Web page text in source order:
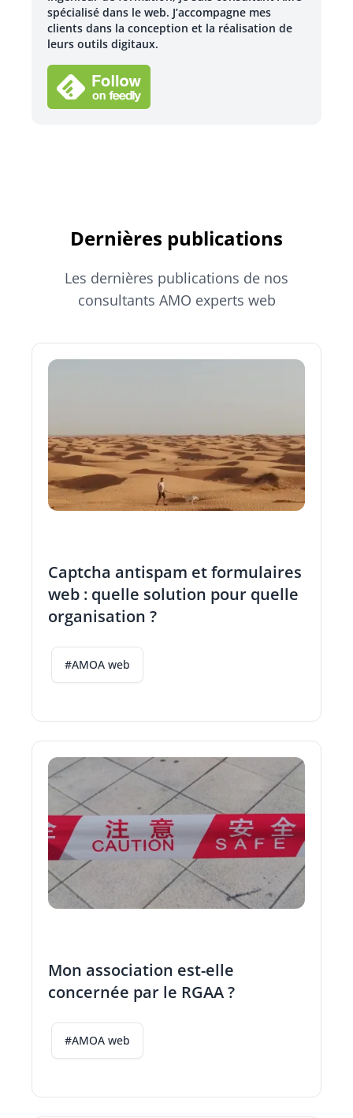
spécialisé dans le web. J’accompagne mes
clients dans la conception et la réalisation de
leurs outils digitaux.
Dernières publications
Les dernières publications de nos
consultants AMO experts web
Captcha antispam et formulaires
web : quelle solution pour quelle
organisation ?
#AMOA web
Mon association est-elle
concernée par le RGAA ?
#AMOA web